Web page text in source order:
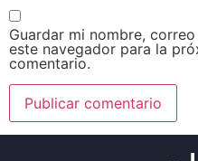
Guardar mi nombre,
este navegador para la
comentario.